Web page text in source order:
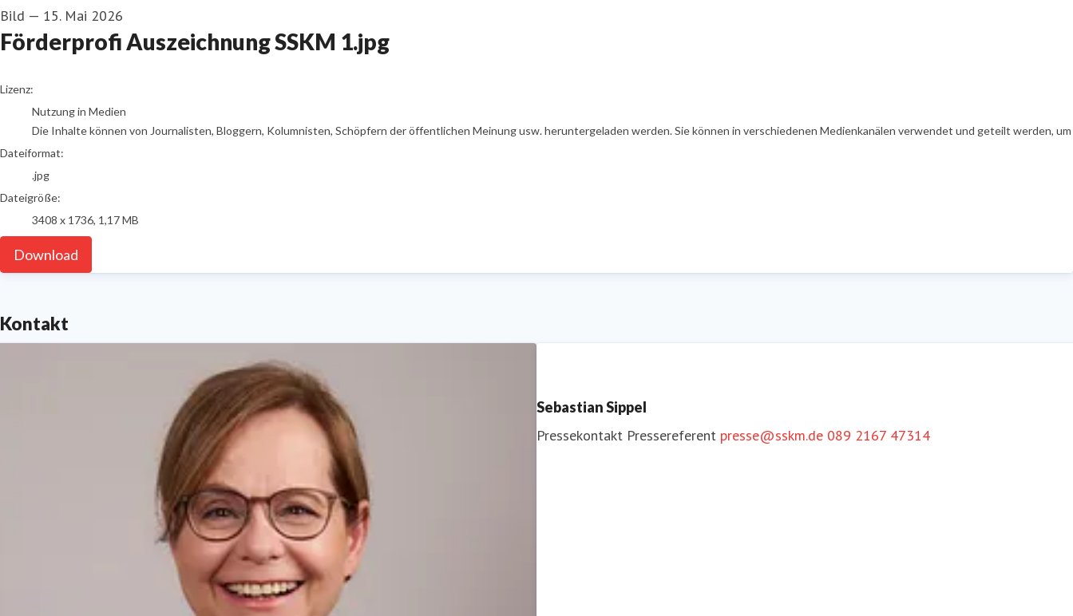
Bild — 15. Mai 2026
Förderprofi Auszeichnung SSKM 1.jpg
go to media item
Lizenz:
Nutzung in Medien
Die Inhalte können von Journalisten, Bloggern, Kolumnisten, Schöpfern der öffentlichen Meinung usw. heruntergeladen werden. Sie können in verschiedenen Medienkanälen verwendet und geteilt
Dateiformat:
.jpg
Dateigröße:
3408 x 1736, 1,17 MB
Download
Kontakt
Sebastian Sippel
Pressekontakt Pressereferent presse@sskm.de 089 2167 47314